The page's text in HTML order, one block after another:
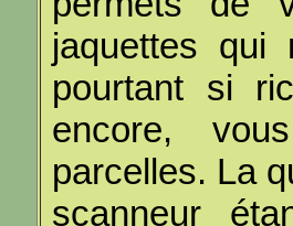
jaquettes
pourtant si
encore,
parcelles. La
scanneur